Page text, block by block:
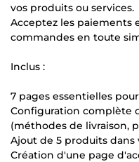
vos produits ou services.
Acceptez les paiements
commandes en toute
Inclus :
7 pages essentielles
Configuration complète
(méthodes de livraison,
Ajout de 5 produits dans
Création d'une page